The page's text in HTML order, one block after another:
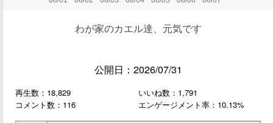
わが家のカエル達、元気です
公開日：2026/07/31
再生数：18,829
いいね数：1,791
コメント数：116
エンゲージメント率：10.13%